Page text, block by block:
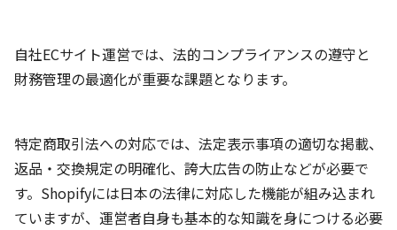
自社ECサイト運営では、法的コンプライアンスの遵守と
財務管理の最適化が重要な課題となります。
特定商取引法への対応では、法定表示事項の適切な掲載、
返品・交換規定の明確化、誇大広告の防止などが必要で
す。Shopifyには日本の法律に対応した機能が組み込まれ
ていますが、運営者自身も基本的な知識を身につける必要